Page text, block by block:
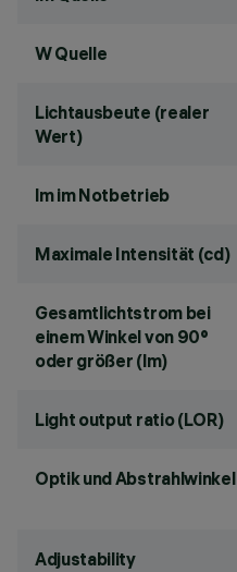
W Quelle
Lichtausbeute (realer
Wert)
lm im Notbetrieb
Maximale Intensität (cd)
Gesamtlichtstrom bei
einem Winkel von 90°
oder größer (lm)
Light output ratio (LOR)
Optik und Abstrahlwinkel
Adjustability